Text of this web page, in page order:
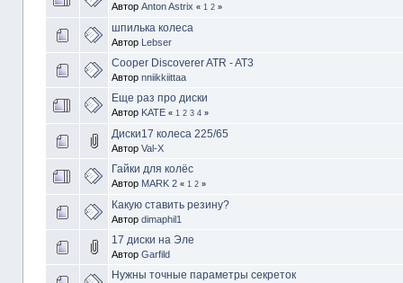
Автор Anton Astrix « 1 2»
шпилька колеса
Автор Lebser
Cooper Discoverer ATR - AT3
Автор nniikkiittaa
Еще раз про диски
Автор KATE « 1 2 3 4»
Диски17 колеса 225/65
Автор Val-X
Гайки для колёс
Автор MARK 2 « 1 2»
Какую ставить резину?
Автор dimaphil1
17 диски на Эле
Автор Garfild
Нужны точные параметры секреток